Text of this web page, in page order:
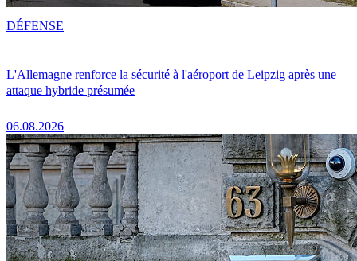
L'Allemagne renforce la sécurité à l'aéroport de Leipzig après une
attaque hybride présumée
06.08.2026
DÉFENSE